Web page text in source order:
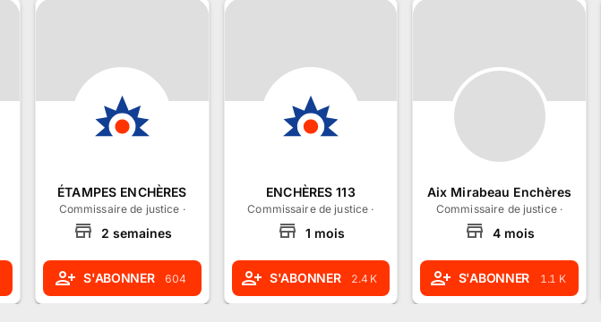
France
ÉTAMPES ENCHÈRES
Commissaire de justice · Morigny-Champigny, Île-de-France
2 semaines
S'ABONNER 604
ENCHÈRES 113
Commissaire de justice · Vendargues, Occitanie
1 mois
S'ABONNER 2.4 K
Aix Mirabeau Enchères
Commissaire de justice·
4 mois
S'ABONNER 1.1 K